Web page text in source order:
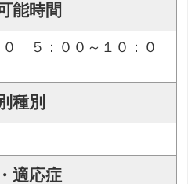
能時間
０ ５：００～１０：０
種別
適応症